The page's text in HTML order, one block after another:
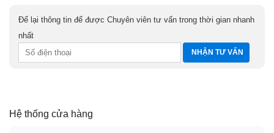
Để lại thông tin để được Chuyên viên tư vấn trong thời gian nhanh
nhất
Hệ thống cửa hàng